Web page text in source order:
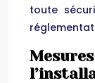
toute